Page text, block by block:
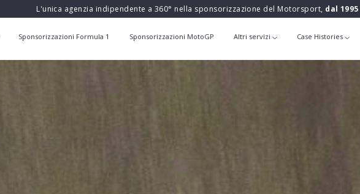
L'unica agenzia indipendente a 360° nella sponsorizzazione del Motorsport, dal 1995
Sponsorizzazioni Formula 1 Sponsorizzazioni MotoGP Altri servizi Case Histories